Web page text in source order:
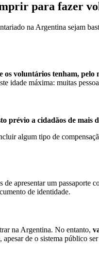
para fazer
na Argentina sejam
voluntários tenham, pelo
idade máxima: muitas
prévio a cidadãos de mais
algum tipo de
de apresentar um
de identidade.
na Argentina. No entanto,
de o sistema público